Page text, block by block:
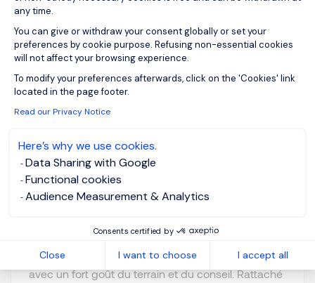
any time.
You can give or withdraw your consent globally or set your
preferences by cookie purpose. Refusing non-essential cookies
will not affect your browsing experience.
To modify your preferences afterwards, click on the 'Cookies' link
located in the page footer.
Read our Privacy Notice
Here’s why we use cookies.
Data Sharing with Google
Functional cookies
Audience Measurement & Analytics
Consents certified by
Close I want to choose I accept all
Commercial cavistes
Spiritueux-Nord-Est
F/H
remote working
Permanent
Notre client, acteur reconnu dans le secteur des
vins et spiritueux, poursuit son développement et
réseau cavistes. Dans ce cadre, nous recrutons un
Commercial passionné par l’univers des spiritueux,
avec un fort goût du terrain et du conseil. Rattaché